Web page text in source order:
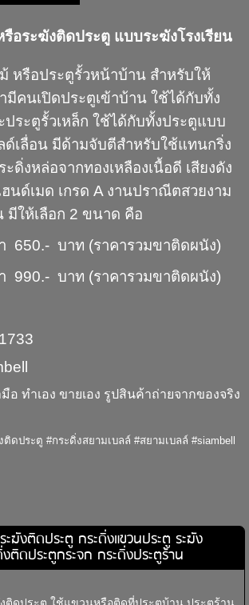
อระฆังติดประตู แบบระฆังโรงเรียน
หรือประตูรั้วหน้าบ้าน สำหรับให้
มีคนเปิดประตูเข้าบ้าน ใช้ได้กับทั้ง
ระตูรั้วเหล็ก ใช้ได้กับทั้งประตูแบบ
ด์เลื่อน มีด้ามจับตีสำหรับใช้แทนกริ่ง
ดิ่งหล่อจากทองเหลืองเนื้อดี เสียงดัง
นด์เมด เกรด A งานปราณีตสวยงาม
มีให้เลือก 2 ขนาด คือ
650.- บาท (ราคารวมขาติดผนัง)
990.- บาท (ราคารวมขาติดผนัง)
ทำเอง ขายเอง รูปสินค้าถ่ายจากของจริง
ดประตู #กระดิ่งสยามเบลล์ #สยามเบลล์ #siambell
ฆังติดประตู กระดิ่งแขวนประตู ระฆัง
ติดประตูกระจก กระดิ่งประตูร้าน